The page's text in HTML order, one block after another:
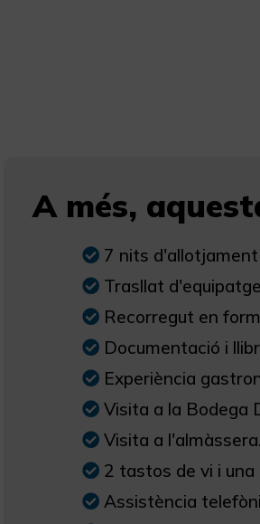
A més,
7 nits
Trasllat
Recorregut en
Documentació i
Experiència
Visita a la Bodega
Visita a l'almàssera.
2 tastos de vi i
Assistència